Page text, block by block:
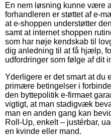
En nem løsning kunne være
forhandleren er støttet af e-
at e-shoppen understøtter
samt at internet shoppen
som har nøje kendskab til
dig anledning til at få hjælp,
udfordringer som følge af dit
Yderligere er det smart at du
primære betingelser i
den byttepolitik e-firmaet
vigtigt, at man stadigvæk
man en anden gang kan
Roll-Up, enkelt – justérbar,
en kvinde eller mand.